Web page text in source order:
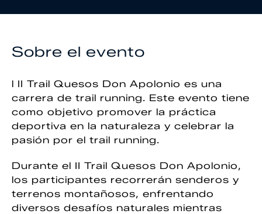
Sobre el evento
l II Trail Quesos Don Apolonio es una
carrera de trail running. Este evento tiene
como objetivo promover la práctica
deportiva en la naturaleza y celebrar la
pasión por el trail running.
Durante el II Trail Quesos Don Apolonio,
los participantes recorrerán senderos y
terrenos montañosos, enfrentando
diversos desafíos naturales mientras